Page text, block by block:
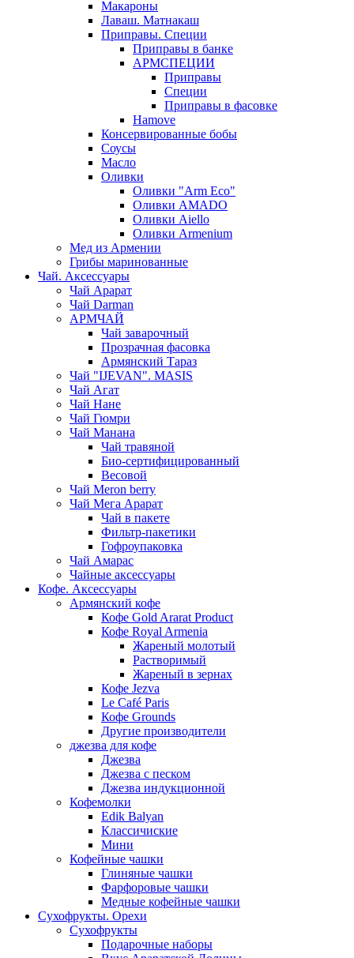
Макароны
Лаваш. Матнакаш
Приправы. Специи
Приправы в банке
АРМСПЕЦИИ
Приправы
Специи
Приправы в фасовке
Hamove
Консервированные бобы
Соусы
Масло
Оливки
Оливки "Arm Eco"
Оливки AMADO
Оливки Aiello
Оливки Armenium
Мед из Армении
Грибы маринованные
Чай. Аксессуары
Чай Арарат
Чай Darman
АРМЧАЙ
Чай заварочный
Прозрачная фасовка
Армянский Тараз
Чай "IJEVAN". MASIS
Чай Агат
Чай Нане
Чай Гюмри
Чай Манана
Чай травяной
Био-сертифицированный
Весовой
Чай Meron berry
Чай Мега Арарат
Чай в пакете
Фильтр-пакетики
Гофроупаковка
Чай Амарас
Чайные аксессуары
Кофе. Аксессуары
Армянский кофе
Кофе Gold Ararat Product
Кофе Royal Armenia
Жареный молотый
Растворимый
Жареный в зернах
Кофе Jezva
Le Café Paris
Кофе Grounds
Другие производители
джезва для кофе
Джезва
Джезва с песком
Джезва индукционной
Кофемолки
Edik Balyan
Классичиские
Мини
Кофейные чашки
Глиняные чашки
Фарфоровые чашки
Медные кофейные чашки
Сухофрукты. Орехи
Сухофрукты
Подарочные наборы